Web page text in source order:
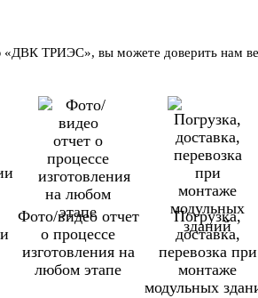
ТРИЭС», вы можете доверить нам
Фото/видео отчет
о процессе
изготовления на
любом этапе
Погрузка,
доставка,
перевозка при
монтаже
модульных